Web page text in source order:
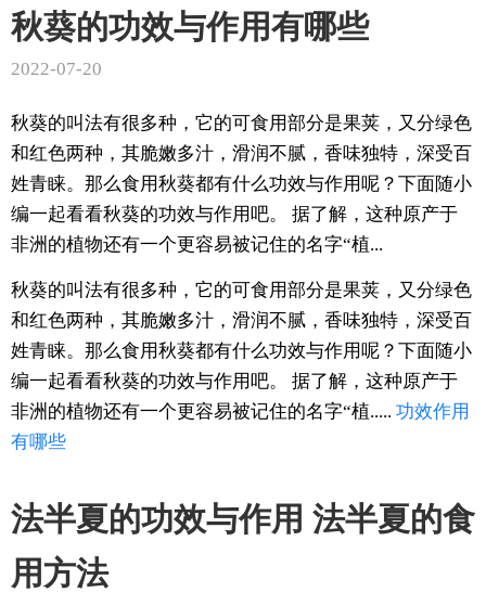
秋葵的功效与作用有哪些
2022-07-20
秋葵的叫法有很多种，它的可食用部分是果荚，又分绿色
和红色两种，其脆嫩多汁，滑润不腻，香味独特，深受百
姓青睐。那么食用秋葵都有什么功效与作用呢？下面随小
编一起看看秋葵的功效与作用吧。 据了解，这种原产于
非洲的植物还有一个更容易被记住的名字“植...
秋葵的叫法有很多种，它的可食用部分是果荚，又分绿色
和红色两种，其脆嫩多汁，滑润不腻，香味独特，深受百
姓青睐。那么食用秋葵都有什么功效与作用呢？下面随小
编一起看看秋葵的功效与作用吧。 据了解，这种原产于
非洲的植物还有一个更容易被记住的名字“植..... 功效作用
有哪些
法半夏的功效与作用 法半夏的食
用方法